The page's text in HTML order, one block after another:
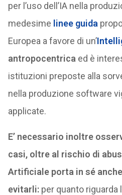
per l’uso dell’IA nella
medesime linee guida
Europea a favore di un’
antropocentrica ed è
istituzioni preposte alla
nella produzione software
applicate.
E’ necessario inoltre
casi, oltre al rischio di
Artificiale porta in sé
evitarli:per quanto riguarda